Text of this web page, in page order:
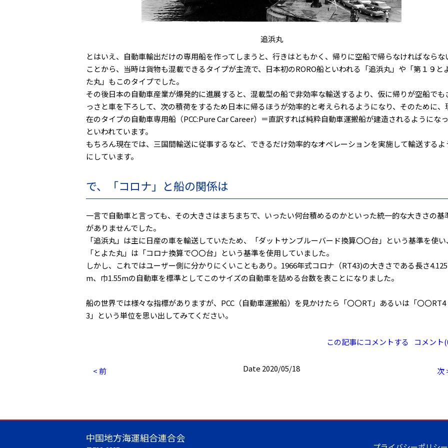
追浜丸
とはいえ、自動車輸出だけの専用船を作ってしまうと、行きはともかく、帰りに空船で帰らなければならな
ことから、当時は貨物も混載できるタイプが主流で、日本初のRORO船といわれる「追浜丸」や「第１９と
た丸」もこのタイプでした。
その後日本の自動車産業が爆発的に進展すると、混載型の船で非効率な輸送するより、仮に帰りが空船でも
っさと車を下ろして、次の積荷をするため日本に帰るほうが効率的と考えられるようになり、そのために、
在のタイプの自動車専用船（PCC:Pure Car Career）＝直訳すれば純粋自動車運搬船が建造されるようにな
といわれています。
もちろん現在では、三国間輸送に従事するなど、できるだけ効率的なオペレーションを実施して輸送するよ
にしています。
で、「コロナ」と船の関係は
一言で自動車と言っても、その大きさはまちまちで、いったい何台積めるのかといった統一的な大きさの基
がありませんでした。
「追浜丸」は主に日産の車を輸送していたため、「ダットサンブルーバード換算〇〇台」という基準を使い、
「とよた丸」は「コロナ換算で〇〇台」という基準を使用していました。
しかし、これではユーザー側に分かりにくいこともあり。1966年式コロナ（RT43)の大きさである長さ4.125
m、巾1.55mの自動車を標準としてこのサイズの自動車を詰める台数を表ことになりました。
船の世界では様々な指標がありますが、PCC（自動車運搬船）を見かけたら「〇〇RT」あるいは「〇〇RT4
3」という単位を思い出してみてください。
この記事にコメントする コメント
< 前 次
Date 2020/05/18
中国地方海運組合連合会